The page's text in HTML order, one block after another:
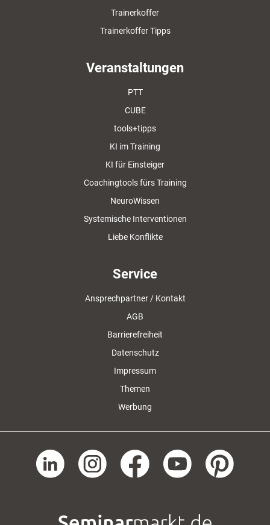
Trainerkoffer
Trainerkoffer Tipps
Veranstaltungen
PTT
CUBE
tools+tipps
KI im Training
KI für Einsteiger
Coachingtools fürs Training
NeuroWissen
Systemische Interventionen
Liebe Konflikte
Service
Ansprechpartner / Kontakt
AGB
Barrierefreiheit
Datenschutz
Impressum
Themen
Werbung